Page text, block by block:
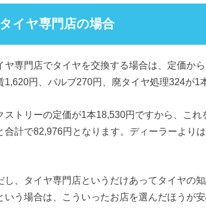
タイヤ専門店の場合
ヤ専門店でタイヤを交換する場合は、定価か
1,620円、バルブ270円、廃タイヤ処理324が1
ストリーの定価が1本18,530円ですから、こ
合計で82,976円となります。ディーラーより
し、タイヤ専門店というだけあってタイヤの
いう場合は、こういったお店を選んだほうが安